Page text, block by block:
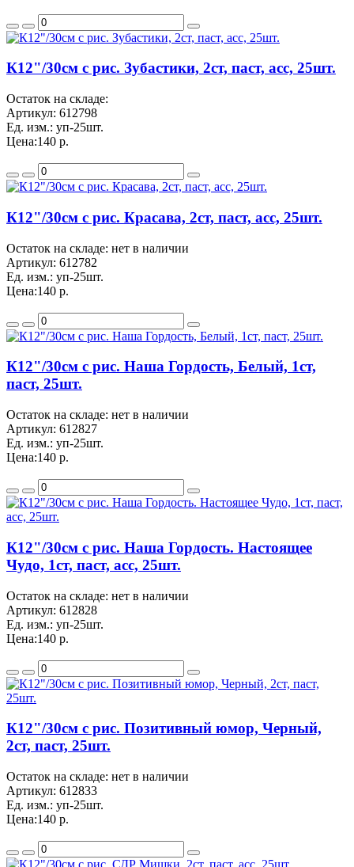
К12"/30см с рис. Зубастики, 2ст, паст, асс, 25шт.
Остаток на складе:
Артикул: 612798
Ед. изм.: уп-25шт.
Цена:140 р.
К12"/30см с рис. Красава, 2ст, паст, асс, 25шт.
Остаток на складе: нет в наличии
Артикул: 612782
Ед. изм.: уп-25шт.
Цена:140 р.
К12"/30см с рис. Наша Гордость, Белый, 1ст,
паст, 25шт.
Остаток на складе: нет в наличии
Артикул: 612827
Ед. изм.: уп-25шт.
Цена:140 р.
К12"/30см с рис. Наша Гордость. Настоящее
Чудо, 1ст, паст, асс, 25шт.
Остаток на складе: нет в наличии
Артикул: 612828
Ед. изм.: уп-25шт.
Цена:140 р.
К12"/30см с рис. Позитивный юмор, Черный,
2ст, паст, 25шт.
Остаток на складе: нет в наличии
Артикул: 612833
Ед. изм.: уп-25шт.
Цена:140 р.